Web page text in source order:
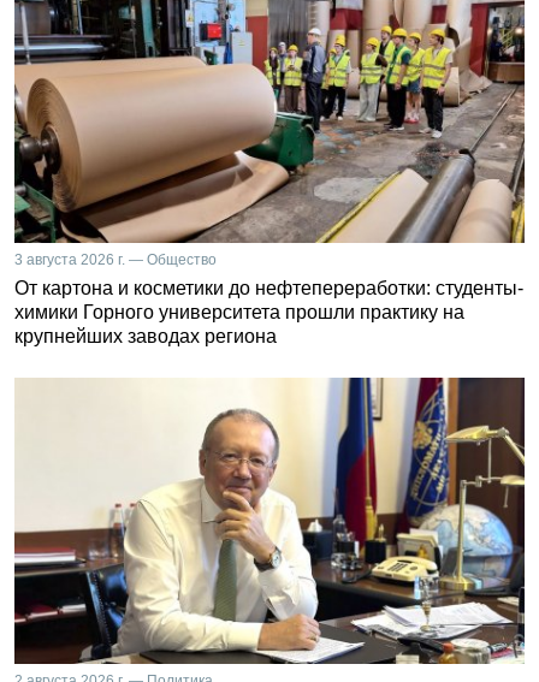
3 августа 2026 г. — Общество
От картона и косметики до нефтепереработки: студенты-
химики Горного университета прошли практику на
крупнейших заводах региона